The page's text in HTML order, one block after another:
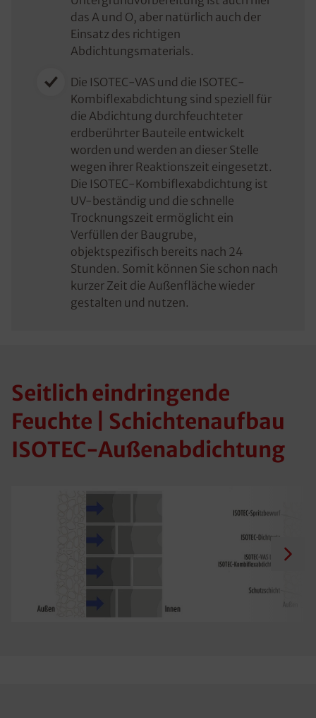
das A und O, aber natürlich auch der
Einsatz des richtigen
Abdichtungsmaterials.
Die ISOTEC-VAS und die ISOTEC-
Kombiflexabdichtung sind speziell für
die Abdichtung durchfeuchteter
erdberührter Bauteile entwickelt
worden und werden an dieser Stelle
wegen ihrer Reaktionszeit eingesetzt.
Die ISOTEC-Kombiflexabdichtung ist
UV-beständig und die schnelle
Trocknungszeit ermöglicht ein
Verfüllen der Baugrube,
objektspezifisch bereits nach 24
Stunden. Somit können Sie schon nach
kurzer Zeit die Außenfläche wieder
gestalten und nutzen.
Seitlich eindringende
Feuchte | Schichtenaufbau
ISOTEC-Außenabdichtung